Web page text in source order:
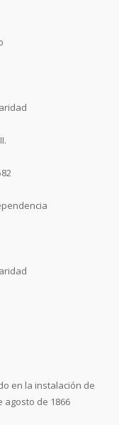
en la instalación de
agosto de 1866